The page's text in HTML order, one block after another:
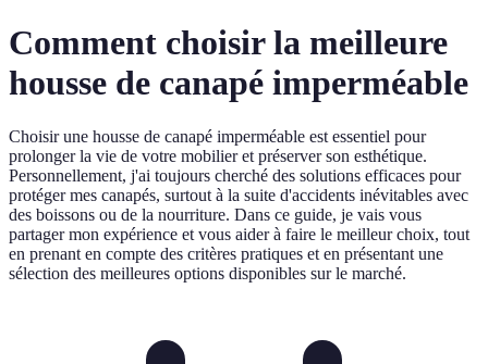
Comment choisir la meilleure
housse de canapé imperméable
Choisir une housse de canapé imperméable est essentiel pour
prolonger la vie de votre mobilier et préserver son esthétique.
Personnellement, j'ai toujours cherché des solutions efficaces pour
protéger mes canapés, surtout à la suite d'accidents inévitables avec
des boissons ou de la nourriture. Dans ce guide, je vais vous
partager mon expérience et vous aider à faire le meilleur choix, tout
en prenant en compte des critères pratiques et en présentant une
sélection des meilleures options disponibles sur le marché.